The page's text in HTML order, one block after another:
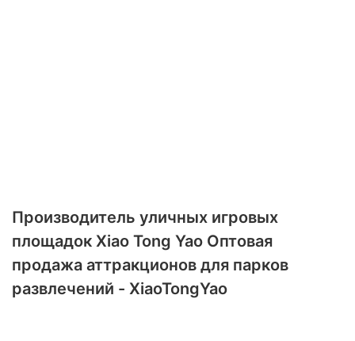
Производитель уличных игровых
площадок Xiao Tong Yao Оптовая
продажа аттракционов для парков
развлечений - XiaoTongYao